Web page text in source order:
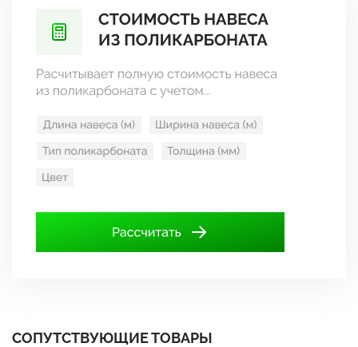
СОПУТСТВУЮЩИЕ ТОВАРЫ